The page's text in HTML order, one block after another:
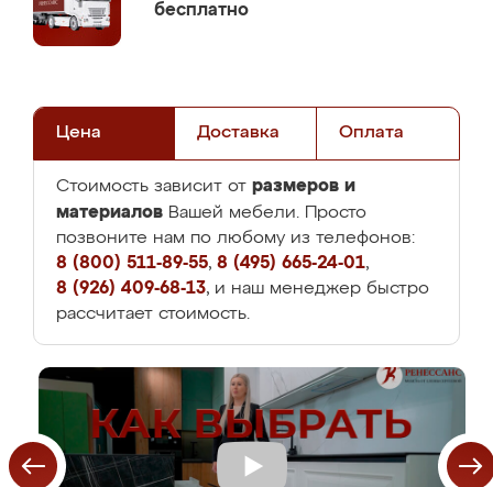
бесплатно
Цена Доставка Оплата
Стоимость зависит от размеров и
материалов Вашей мебели. Просто
позвоните нам по любому из телефонов:
8 (800) 511-89-55, 8 (495) 665-24-01,
8 (926) 409-68-13, и наш менеджер быстро
рассчитает стоимость.